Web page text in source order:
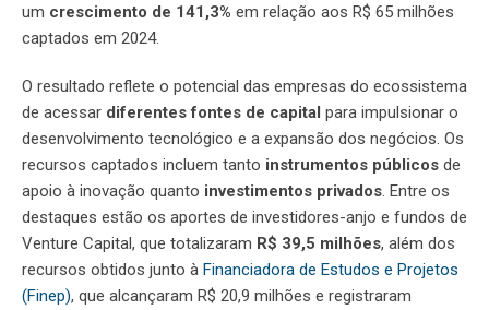
um crescimento de 141,3% em relação aos R$ 65 milhões
captados em 2024.
O resultado reflete o potencial das empresas do ecossistema
de acessar diferentes fontes de capital para impulsionar o
desenvolvimento tecnológico e a expansão dos negócios. Os
recursos captados incluem tanto instrumentos públicos de
apoio à inovação quanto investimentos privados. Entre os
destaques estão os aportes de investidores-anjo e fundos de
Venture Capital, que totalizaram R$ 39,5 milhões, além dos
recursos obtidos junto à Financiadora de Estudos e Projetos
(Finep), que alcançaram R$ 20,9 milhões e registraram